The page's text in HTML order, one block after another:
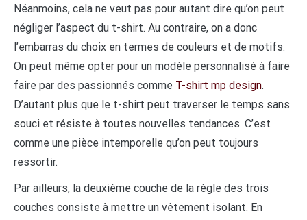
Néanmoins, cela ne veut pas pour autant dire qu’on peut
négliger l’aspect du t-shirt. Au contraire, on a donc
l’embarras du choix en termes de couleurs et de motifs.
On peut même opter pour un modèle personnalisé à faire
faire par des passionnés comme T-shirt mp design.
D’autant plus que le t-shirt peut traverser le temps sans
souci et résiste à toutes nouvelles tendances. C’est
comme une pièce intemporelle qu’on peut toujours
ressortir.
Par ailleurs, la deuxième couche de la règle des trois
couches consiste à mettre un vêtement isolant. En